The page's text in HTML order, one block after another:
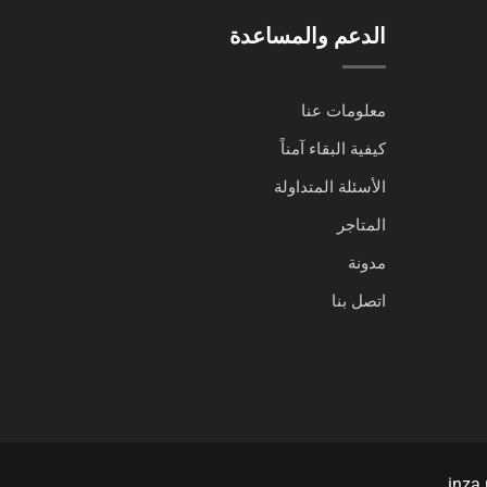
الدعم والمساعدة
معلومات عنا
كيفية البقاء آمناً
الأسئلة المتداولة
المتاجر
مدونة
اتصل بنا